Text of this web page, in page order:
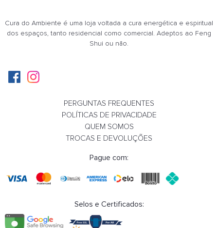
TRÊS MOEDAS DO FENG SHUI
COMPRAR
Cura do Ambiente é uma loja voltada a cura energética e espiritual
dos espaços, tanto residencial como comercial. Adeptos ao Feng
Shui ou não.
PERGUNTAS FREQUENTES
POLÍTICAS DE PRIVACIDADE
QUEM SOMOS
TROCAS E DEVOLUÇÕES
Pague com:
Selos e Certificados: